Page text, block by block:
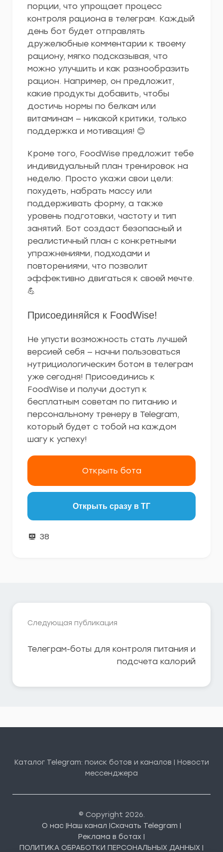
порции, что упрощает процесс
контроля рациона в телеграм. Каждый
день бот будет отправлять
дружелюбные комментарии к твоему
рациону, мягко подсказывая, что
можно улучшить и как разнообразить
рацион. Например, он предложит,
какие продукты добавить, чтобы
достичь нормы по белкам или
витаминам — никакой критики, только
поддержка и мотивация! 😊
Кроме того, FoodWise предложит тебе
индивидуальный план тренировок на
неделю. Просто укажи свои цели:
похудеть, набрать массу или
поддерживать форму, а также
уровень подготовки, частоту и тип
занятий. Бот создаст безопасный и
реалистичный план с конкретными
упражнениями, подходами и
повторениями, что позволит
эффективно двигаться к своей мечте.
💪
Присоединяйся к FoodWise!
Не упусти возможность стать лучшей
версией себя — начни пользоваться
нутрициологическим ботом в телеграм
уже сегодня! Присоединись к
FoodWise и получи доступ к
бесплатным советам по питанию и
персональному тренеру в Telegram,
который будет с тобой на каждом
шагу к успеху!
Открыть бота
Открыть сразу в ТГ
38
Следующая публикация
Телеграм-боты для контроля питания и
подсчета калорий
Каталог Telegram: поиск ботов и каналов | Новости
мессенджера
© Copyright 2026.
О нас |Наш канал |Скачать Telegram |
Реклама в ботах |
ПОЛИТИКА ОБРАБОТКИ ПЕРСОНАЛЬНЫХ ДАННЫХ |